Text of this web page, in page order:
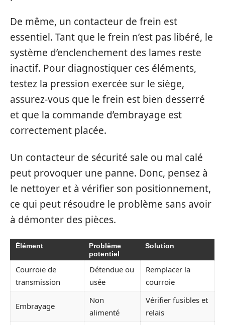
De même, un contacteur de frein est
essentiel. Tant que le frein n’est pas libéré, le
système d’enclenchement des lames reste
inactif. Pour diagnostiquer ces éléments,
testez la pression exercée sur le siège,
assurez-vous que le frein est bien desserré
et que la commande d’embrayage est
correctement placée.
Un contacteur de sécurité sale ou mal calé
peut provoquer une panne. Donc, pensez à
le nettoyer et à vérifier son positionnement,
ce qui peut résoudre le problème sans avoir
à démonter des pièces.
Élément
Problème
potentiel
Solution
Courroie de
transmission
Détendue ou
usée
Remplacer la
courroie
Embrayage
Non
alimenté
Vérifier fusibles et
relais